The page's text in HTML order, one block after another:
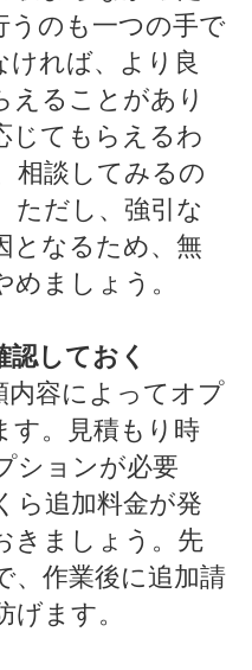
うのも一つの手で
れば、より良
えることがあり
じてもらえるわ
相談してみるの
ただし、強引な
となるため、無
ましょう。
しておく
内容によってオプ
す。見積もり時
ションが必要
ら追加料金が発
きましょう。先
、作業後に追加請
ます。